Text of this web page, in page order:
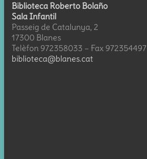
Biblioteca Roberto Bolaño
Sala Infantil
Passeig de Catalunya, 2
17300 Blanes
Telèfon 972358033 – Fax 972354497
biblioteca@blanes.cat